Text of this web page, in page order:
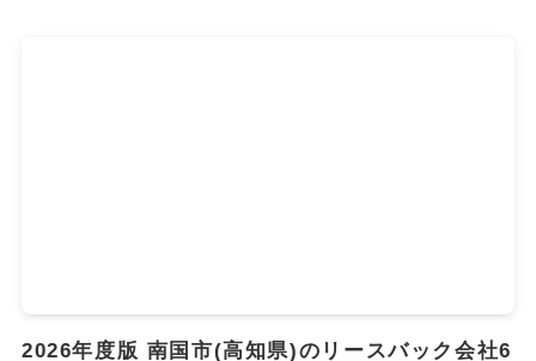
2026年度版 南国市(高知県)のリースバック会社6